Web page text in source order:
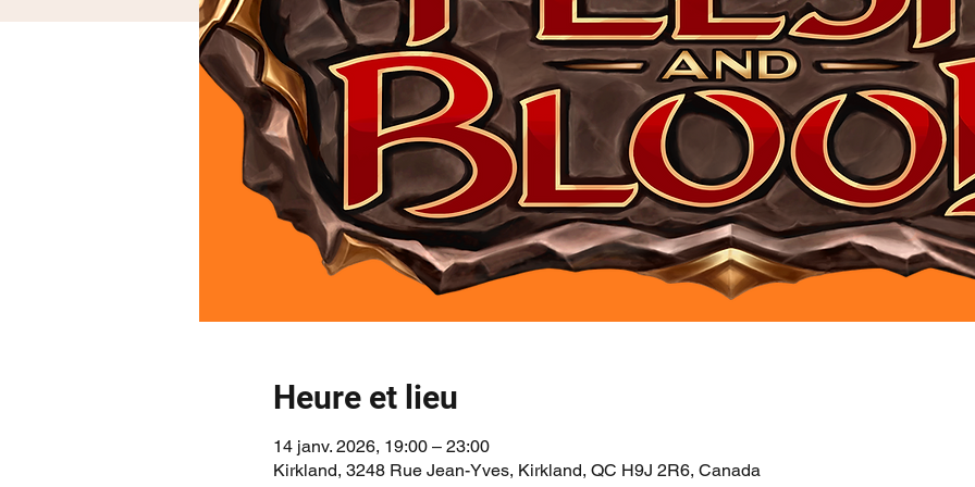
Heure et lieu
14 janv. 2026, 19:00 – 23:00
Kirkland, 3248 Rue Jean-Yves, Kirkland, QC H9J 2R6, Canada